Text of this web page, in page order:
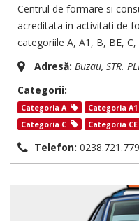
Centrul de formare si
acreditata in activitati de
categoriile A, A1, B, BE, C,
Adresă: Buzau, STR.
Categorii:
Categoria A Categoria A1
Categoria C
Categoria CE
Telefon: 0238.721.779